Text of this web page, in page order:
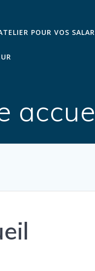
POUR VOS